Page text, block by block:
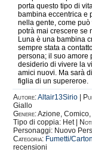
porta questo tipo di
bambina eccentrica e
nella gente, come
potrà mai crescere se
Luna è una bambina
sempre stata a
persona; il suo amore
desiderio di vivere la
amici nuovi. Ma sarà
figlia di un supereroe.
Autore:Altair13Sirio
Giallo
Genere:Azione, Comico,
Tipo di coppia: Het |
Personaggi: Nuovo
Categoria: Fumetti/
recensioni